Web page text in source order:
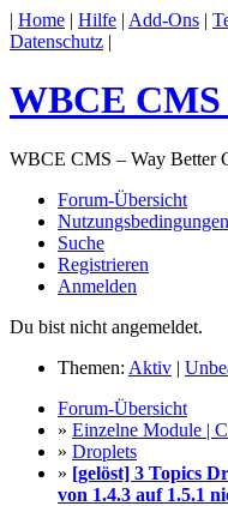
| Home | Hilfe | Add-Ons |
Datenschutz |
WBCE
WBCE CMS – Way Better
Forum-Übersicht
Nutzungsbedingungen
Suche
Registrieren
Anmelden
Du bist nicht angemeldet.
Themen: Aktiv |
Forum-Übersicht
» Einzelne Module |
» Droplets
» [gelöst] 3 Topics
von 1.4.3 auf 1.5.1